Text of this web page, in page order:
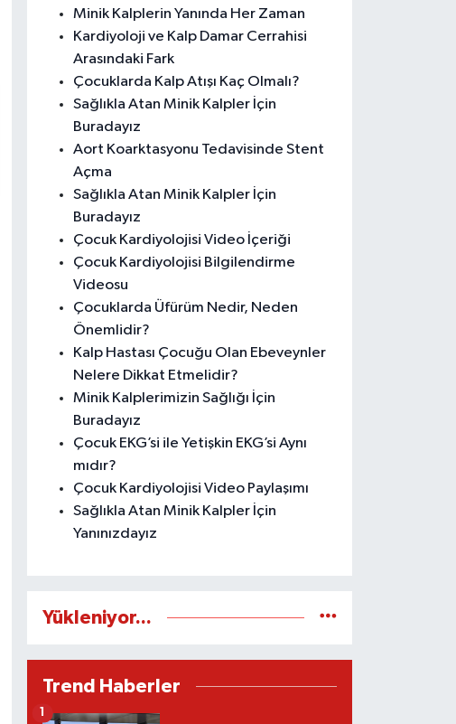
Minik Kalplerin Yanında Her Zaman
Kardiyoloji ve Kalp Damar Cerrahisi
Arasındaki Fark
Çocuklarda Kalp Atışı Kaç Olmalı?
Sağlıkla Atan Minik Kalpler İçin
Buradayız
Aort Koarktasyonu Tedavisinde Stent
Açma
Sağlıkla Atan Minik Kalpler İçin
Buradayız
Çocuk Kardiyolojisi Video İçeriği
Çocuk Kardiyolojisi Bilgilendirme
Videosu
Çocuklarda Üfürüm Nedir, Neden
Önemlidir?
Kalp Hastası Çocuğu Olan Ebeveynler
Nelere Dikkat Etmelidir?
Minik Kalplerimizin Sağlığı İçin
Buradayız
Çocuk EKG’si ile Yetişkin EKG’si Aynı
mıdır?
Çocuk Kardiyolojisi Video Paylaşımı
Sağlıkla Atan Minik Kalpler İçin
Yanınızdayız
Yükleniyor...
Trend Haberler
1